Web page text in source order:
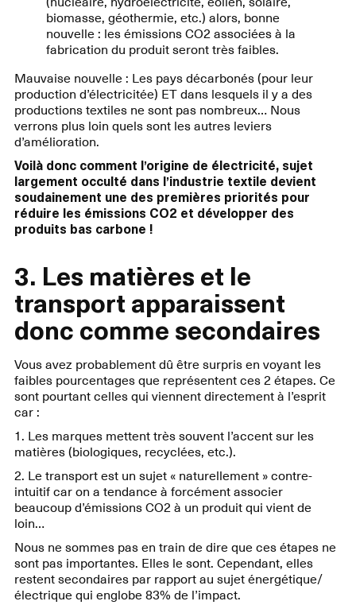
biomasse, géothermie, etc.) alors, bonne
nouvelle : les émissions CO2 associées à la
fabrication du produit seront très faibles.
Mauvaise nouvelle : Les pays décarbonés (pour leur
production d’électricitée) ET dans lesquels il y a des
productions textiles ne sont pas nombreux… Nous
verrons plus loin quels sont les autres leviers
d’amélioration.
Voilà donc comment l’origine de électricité, sujet
largement occulté dans l’industrie textile devient
soudainement une des premières priorités pour
réduire les émissions CO2 et développer des
produits bas carbone !
3. Les matières et le
transport apparaissent
donc comme secondaires
Vous avez probablement dû être surpris en voyant les
faibles pourcentages que représentent ces 2 étapes. Ce
sont pourtant celles qui viennent directement à l’esprit
car :
1. Les marques mettent très souvent l’accent sur les
matières (biologiques, recyclées, etc.).
2. Le transport est un sujet « naturellement » contre-
intuitif car on a tendance à forcément associer
beaucoup d’émissions CO2 à un produit qui vient de
loin…
Nous ne sommes pas en train de dire que ces étapes ne
sont pas importantes. Elles le sont. Cependant, elles
restent secondaires par rapport au sujet énergétique/
électrique qui englobe 83% de l’impact.